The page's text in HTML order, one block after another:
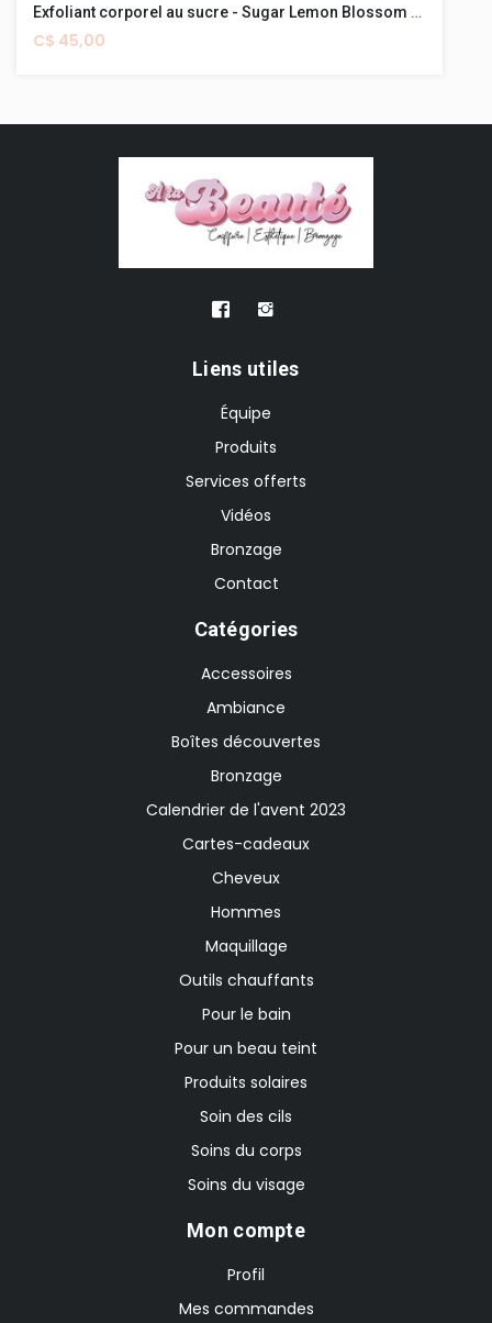
Exfoliant corporel au sucre - Sugar Lemon Blossom 16oz
C$ 45,00
Liens utiles
Équipe
Produits
Services offerts
Vidéos
Bronzage
Contact
Catégories
Accessoires
Ambiance
Boîtes découvertes
Bronzage
Calendrier de l'avent 2023
Cartes-cadeaux
Cheveux
Hommes
Maquillage
Outils chauffants
Pour le bain
Pour un beau teint
Produits solaires
Soin des cils
Soins du corps
Soins du visage
Mon compte
Profil
Mes commandes